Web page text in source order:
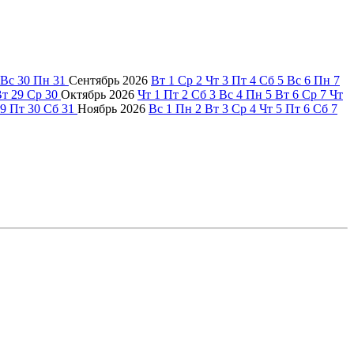
Вс 30 Пн 31 Сентябрь 2026 Вт 1 Ср 2 Чт 3 Пт 4 Сб 5 Вс 6 Пн 7
29 Ср 30 Октябрь 2026 Чт 1 Пт 2 Сб 3 Вс 4 Пн 5 Вт 6 Ср 7 Чт
Пт 30 Сб 31 Ноябрь 2026 Вс 1 Пн 2 Вт 3 Ср 4 Чт 5 Пт 6 Сб 7